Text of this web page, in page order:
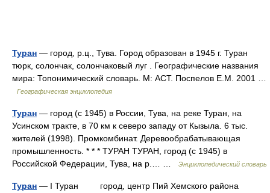
Туран — город, р.ц., Тува. Город образован в 1945 г. Туран
тюрк, солончак, солончаковый луг . Географические названия
мира: Топонимический словарь. М: АСТ. Поспелов Е.М. 2001 …
Географическая энциклопедия
Туран — город (с 1945) в России, Тува, на реке Туран, на
Усинском тракте, в 70 км к северо западу от Кызыла. 6 тыс.
жителей (1998). Промкомбинат. Деревообрабатывающая
промышленность. * * * ТУРАН ТУРАН, город (с 1945) в
Российской Федерации, Тува, на р.… …
Энциклопедический словарь
Туран — I Туран город, центр Пий Хемского района